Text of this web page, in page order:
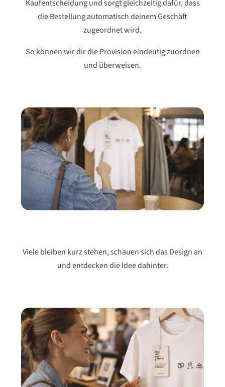
Kaufentscheidung und sorgt gleichzeitig dafür, dass
die Bestellung automatisch deinem Geschäft
zugeordnet wird.
So können wir dir die Provision eindeutig zuordnen
und überweisen.
Viele bleiben kurz stehen, schauen sich das Design an
und entdecken die Idee dahinter.